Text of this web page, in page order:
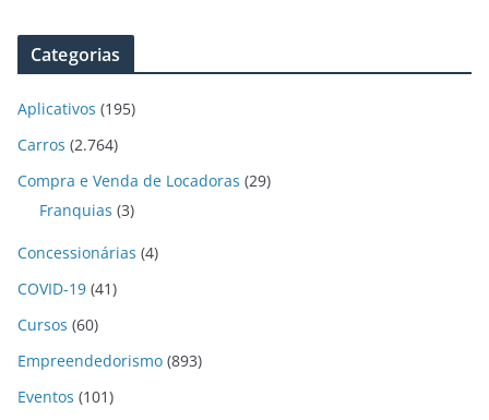
Categorias
Aplicativos (195)
Carros (2.764)
Compra e Venda de Locadoras (29)
Franquias (3)
Concessionárias (4)
COVID-19 (41)
Cursos (60)
Empreendedorismo (893)
Eventos (101)